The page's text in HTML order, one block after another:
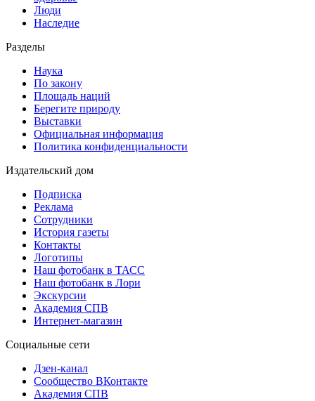
Люди
Наследие
Разделы
Наука
По закону
Площадь наций
Берегите природу
Выставки
Официальная информация
Политика конфиденциальности
Издательский дом
Подписка
Реклама
Сотрудники
История газеты
Контакты
Логотипы
Наш фотобанк в ТАСС
Наш фотобанк в Лори
Экскурсии
Академия СПВ
Интернет-магазин
Социальные сети
Дзен-канал
Сообщество ВКонтакте
Академия СПВ